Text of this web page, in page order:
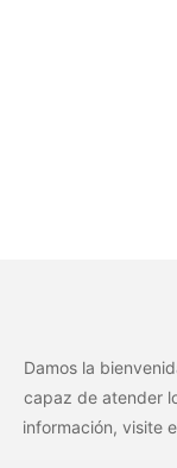
Damos la
capaz de atender
información, visite